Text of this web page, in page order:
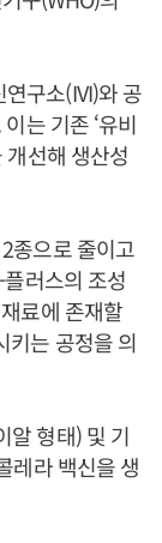
구소(IVI)와 공
는 기존 ‘유비
개선해 생산성
종으로 줄이고
러스의 조성
료에 존재할
키는 공정을 의
알 형태) 및 기
레라 백신을 생